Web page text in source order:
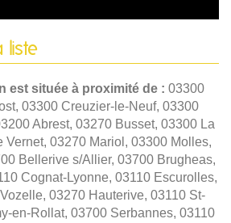
liste
est située à proximité de : 03300
03300 Creuzier-le-Neuf, 03300
Abrest, 03270 Busset, 03300 La
Vernet, 03270 Mariol, 03300 Molles,
Bellerive s/Allier, 03700 Brugheas,
Cognat-Lyonne, 03110 Escurolles,
03270 Hauterive, 03110 St-
en-Rollat, 03700 Serbannes, 03110